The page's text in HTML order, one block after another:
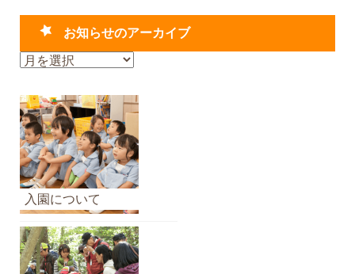
お知らせのアーカイブ
お
ら
せ
の
ア
ー
カ
イ
ブ
入園について